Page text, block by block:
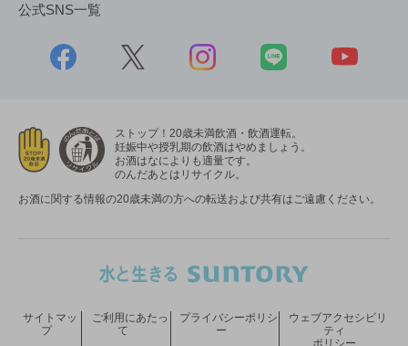
公式SNS一覧
ストップ！20歳未満飲酒・飲酒運転。
妊娠中や授乳期の飲酒はやめましょう。
お酒はなによりも適量です。
のんだあとはリサイクル。
お酒に関する情報の20歳未満の方への転送および共有はご遠慮ください。
サイトマッ
プ
ご利用にあたっ
て
プライバシーポリシ
ー
ウェブアクセシビリ
ティ
ポリシー